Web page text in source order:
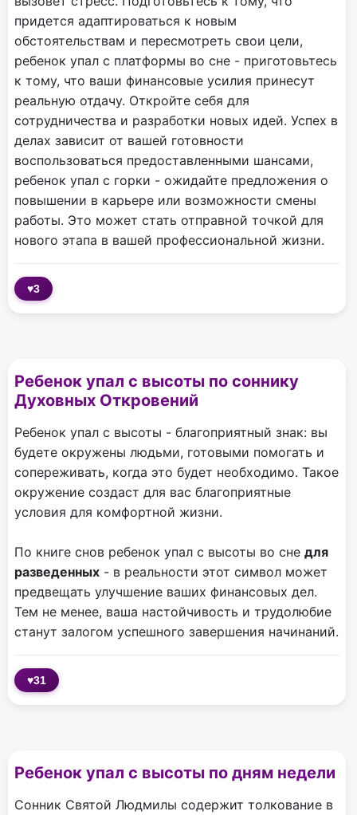
придется адаптироваться к новым
обстоятельствам и пересмотреть свои цели,
ребенок упал с платформы во сне - приготовьтесь
к тому, что ваши финансовые усилия принесут
реальную отдачу. Откройте себя для
сотрудничества и разработки новых идей. Успех в
делах зависит от вашей готовности
воспользоваться предоставленными шансами,
ребенок упал с горки - ожидайте предложения о
повышении в карьере или возможности смены
работы. Это может стать отправной точкой для
нового этапа в вашей профессиональной жизни.
♥3
Ребенок упал с высоты по соннику
Духовных Откровений
Ребенок упал с высоты - благоприятный знак: вы
будете окружены людьми, готовыми помогать и
сопереживать, когда это будет необходимо. Такое
окружение создаст для вас благоприятные
условия для комфортной жизни.
По книге снов ребенок упал с высоты во сне для
разведенных - в реальности этот символ может
предвещать улучшение ваших финансовых дел.
Тем не менее, ваша настойчивость и трудолюбие
станут залогом успешного завершения начинаний.
♥31
Ребенок упал с высоты по дням недели
Сонник Святой Людмилы содержит толкование в